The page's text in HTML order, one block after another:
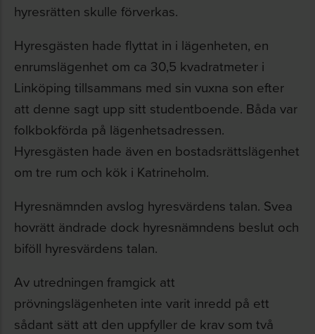
hyresrätten skulle förverkas.
Hyresgästen hade flyttat in i lägenheten, en
enrumslägenhet om ca 30,5 kvadratmeter i
Linköping tillsammans med sin vuxna son efter
att denne sagt upp sitt studentboende. Båda var
folkbokförda på lägenhetsadressen.
Hyresgästen hade även en bostadsrättslägenhet
om tre rum och kök i Katrineholm.
Hyresnämnden avslog hyresvärdens talan. Svea
hovrätt ändrade dock hyresnämndens beslut och
biföll hyresvärdens talan.
Av utredningen framgick att
prövningslägenheten inte varit inredd på ett
sådant sätt att den uppfyller de krav som två